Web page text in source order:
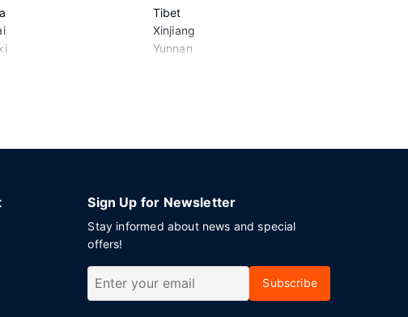
Tibet
Xinjiang
Yunnan
Sign Up for Newsletter
Stay informed about news and special
offers!
Subscribe